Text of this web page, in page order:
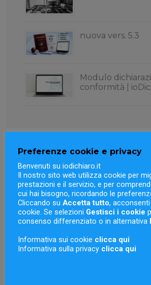
nuova vers. 5.3
Modulo
conformità |
Eventi
iesse academy
Preferenze cookie e privacy
Benvenuti su iodichiaro.it
Il nostro sito web utilizza cookie per
prestazioni e il servizio, e per
cui hai bisogno, ricordando le
Cliccando su Accetta tutto,
cookie. Se selezioni Gestisci i cookie
consenso differenziato o in alternativa
Informativa sui cookie clicca qui
Informativa sulla privacy clicca qui